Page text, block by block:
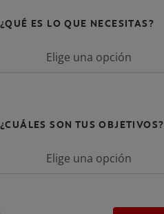
¿QUÉ ES LO QUE NECESITAS?
Elige una opción
¿CUÁLES SON TUS OBJETIVOS?
Elige una opción